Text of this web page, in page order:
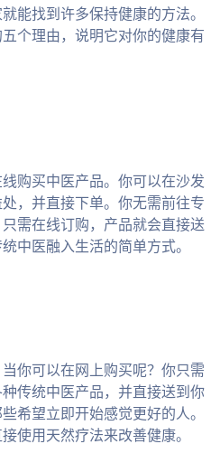
能找到许多保持健康的方法。
个理由，说明它对你的健康有
购买中医产品。你可以在沙发
，并直接下单。你无需前往专
需在线订购，产品就会直接送
中医融入生活的简单方式。
你可以在网上购买呢？你只需
传统中医产品，并直接送到你
希望立即开始感觉更好的人。
使用天然疗法来改善健康。